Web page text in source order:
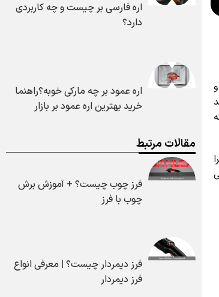
اره فارسی بر چیست و چه کاربردی
دارد؟
اره عمود بر چه مارکی خوبه؟راهنما
خرید بهترین اره عمود بر بازار
مقالات مرتبط
فرز چوب چیست؟ + آموزش برش
چوب با فرز
فرز دیمردار چیست؟ | معرفی انواع
فرز دیمردار